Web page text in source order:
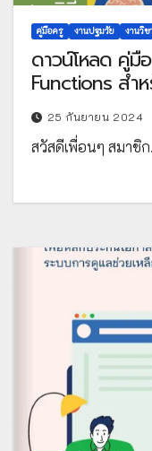
คู่มือครู งานปฐมวัย งานวิช
ดาวน์โหลด คู่มื
Functions สำ
25 กันยายน 2024
สวัสดีเพื่อนๆ สมาชิ